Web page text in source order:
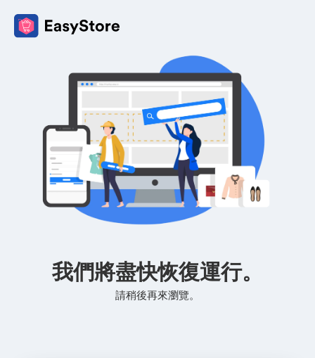
我們將盡快恢復運行。
請稍後再來瀏覽。